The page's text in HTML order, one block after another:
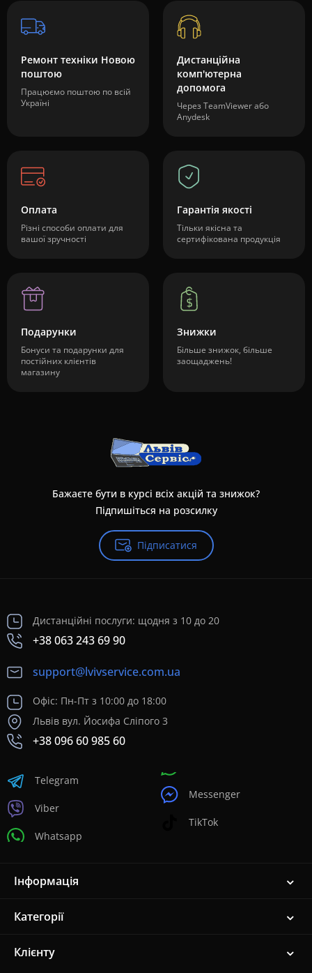
Ремонт техніки Новою
поштою
Працюємо поштою по всій
Україні
Дистанційна
комп'ютерна
допомога
Через TeamViewer або
Anydesk
Оплата
Різні способи оплати для
вашої зручності
Гарантія якості
Тільки якісна та
сертифікована продукція
Подарунки
Бонуси та подарунки для
постійних клієнтів
магазину
Знижки
Більше знижок, більше
заощаджень!
Бажаєте бути в курсі всіх акцій та знижок?
Підпишіться на розсилку
Підписатися
Дистанційні послуги: щодня з 10 до 20
+38 063 243 69 90
support@lvivservice.com.ua
Офіс: Пн-Пт з 10:00 до 18:00
Львів вул. Йосифа Сліпого 3
+38 096 60 985 60
Telegram
Viber
Whatsapp
Messenger
TikTok
Інформація
Категорії
Клієнту